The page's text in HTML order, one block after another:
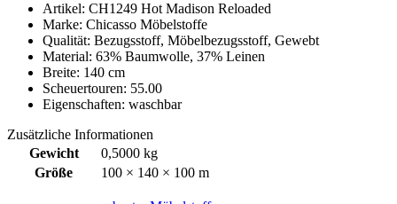
Artikel: CH1249 Hot Madison Reloaded
Marke: Chicasso Möbelstoffe
Qualität: Bezugsstoff, Möbelbezugsstoff, Gewebt
Material: 63% Baumwolle, 37% Leinen
Breite: 140 cm
Scheuertouren: 55.00
Eigenschaften: waschbar
Zusätzliche Informationen
Gewicht
0,5000 kg
Größe
100 × 140 × 100 m